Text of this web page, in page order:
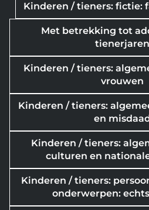
Kinderen / tieners: fictie:
Met betrekking tot
tienerjaren
Kinderen / tieners:
vrouwen
Kinderen / tieners:
en
Kinderen / tieners:
culturen en
Kinderen / tieners:
onderwerpen: